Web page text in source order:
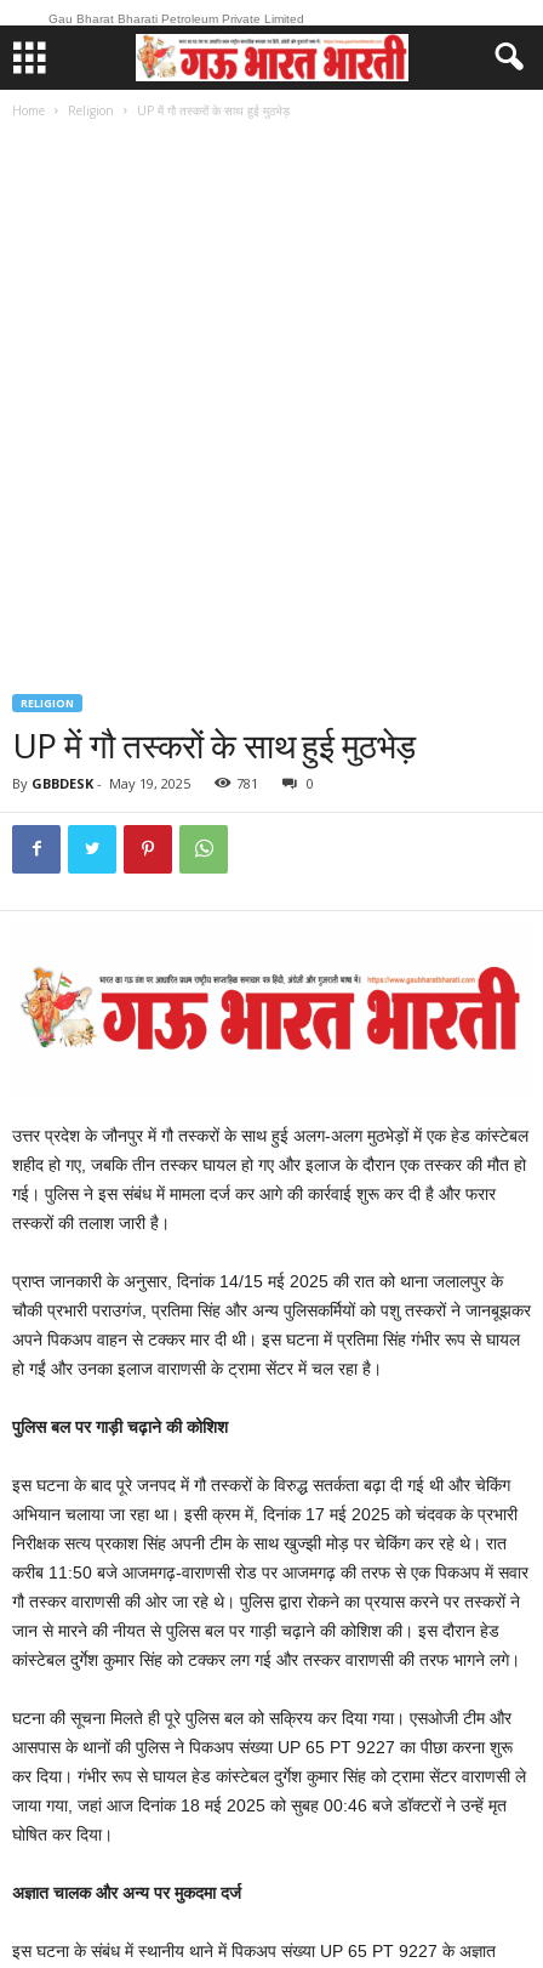
Gau Bharat Bharati Petroleum Private Limited
Home Religion UP में गौ तस्करों के साथ हुई मुठभेड़
RELIGION
UP में गौ तस्करों के साथ हुई मुठभेड़
By GBBDESK - May 19, 2025 781 0
उत्तर प्रदेश के जौनपुर में गौ तस्करों के साथ हुई अलग-अलग मुठभेड़ों में एक हेड कांस्टेबल
शहीद हो गए, जबकि तीन तस्कर घायल हो गए और इलाज के दौरान एक तस्कर की मौत हो
गई। पुलिस ने इस संबंध में मामला दर्ज कर आगे की कार्रवाई शुरू कर दी है और फरार
तस्करों की तलाश जारी है।
प्राप्त जानकारी के अनुसार, दिनांक 14/15 मई 2025 की रात को थाना जलालपुर के
चौकी प्रभारी पराउगंज, प्रतिमा सिंह और अन्य पुलिसकर्मियों को पशु तस्करों ने जानबूझकर
अपने पिकअप वाहन से टक्कर मार दी थी। इस घटना में प्रतिमा सिंह गंभीर रूप से घायल
हो गईं और उनका इलाज वाराणसी के ट्रामा सेंटर में चल रहा है।
पुलिस बल पर गाड़ी चढ़ाने की कोशिश
इस घटना के बाद पूरे जनपद में गौ तस्करों के विरुद्ध सतर्कता बढ़ा दी गई थी और चेकिंग
अभियान चलाया जा रहा था। इसी क्रम में, दिनांक 17 मई 2025 को चंदवक के प्रभारी
निरीक्षक सत्य प्रकाश सिंह अपनी टीम के साथ खुज्झी मोड़ पर चेकिंग कर रहे थे। रात
करीब 11:50 बजे आजमगढ़-वाराणसी रोड पर आजमगढ़ की तरफ से एक पिकअप में सवार
गौ तस्कर वाराणसी की ओर जा रहे थे। पुलिस द्वारा रोकने का प्रयास करने पर तस्करों ने
जान से मारने की नीयत से पुलिस बल पर गाड़ी चढ़ाने की कोशिश की। इस दौरान हेड
कांस्टेबल दुर्गेश कुमार सिंह को टक्कर लग गई और तस्कर वाराणसी की तरफ भागने लगे।
घटना की सूचना मिलते ही पूरे पुलिस बल को सक्रिय कर दिया गया। एसओजी टीम और
आसपास के थानों की पुलिस ने पिकअप संख्या UP 65 PT 9227 का पीछा करना शुरू
कर दिया। गंभीर रूप से घायल हेड कांस्टेबल दुर्गेश कुमार सिंह को ट्रामा सेंटर वाराणसी ले
जाया गया, जहां आज दिनांक 18 मई 2025 को सुबह 00:46 बजे डॉक्टरों ने उन्हें मृत
घोषित कर दिया।
अज्ञात चालक और अन्य पर मुकदमा दर्ज
इस घटना के संबंध में स्थानीय थाने में पिकअप संख्या UP 65 PT 9227 के अज्ञात